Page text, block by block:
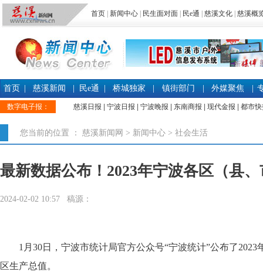
首页 新闻中心 民生面对面 民e通 慈溪文化 慈溪概
首页 慈溪新闻 民e通 桥城独家 镇街部门 外媒聚焦
数字电子报： 慈溪日报 宁波日报 宁波晚报 东南商报 现代金报 都市
您当前的位置 ： 慈溪新闻网 > 新闻中心 > 社会生活
最新数据公布！2023年宁波各区（县
2024-02-02 10:57 稿源：
1月30日，宁波市统计局官方公众号“宁波统计”公布了2023
区生产总值。